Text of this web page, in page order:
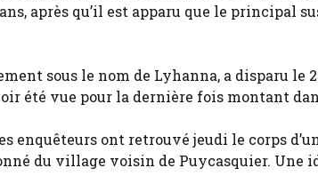
après qu’il est apparu que le principal
sous le nom de Lyhanna, a disparu le
été vue pour la dernière fois montant
enquêteurs ont retrouvé jeudi le corps
du village voisin de Puycasquier.